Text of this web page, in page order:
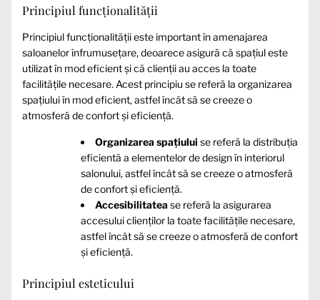
Principiul funcționalității
Principiul funcționalității este important în amenajarea
saloanelor înfrumusețare, deoarece asigură că spațiul este
utilizat în mod eficient și că clienții au acces la toate
facilitățile necesare. Acest principiu se referă la organizarea
spațiului în mod eficient, astfel încât să se creeze o
atmosferă de confort și eficiență.
Organizarea spațiului se referă la distribuția
eficientă a elementelor de design în interiorul
salonului, astfel încât să se creeze o atmosferă
de confort și eficiență.
Accesibilitatease referă la asigurarea
accesului clienților la toate facilitățile necesare,
astfel încât să se creeze o atmosferă de confort
și eficiență.
Principiul esteticului